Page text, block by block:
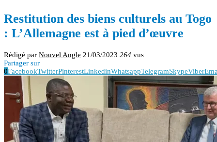
Restitution des biens culturels au Togo
: L’Allemagne est à pied d’œuvre
Rédigé par Nouvel Angle 21/03/2023 264 vus
Partager sur
0FacebookTwitterPinterestLinkedinWhatsappTelegramSkypeViber